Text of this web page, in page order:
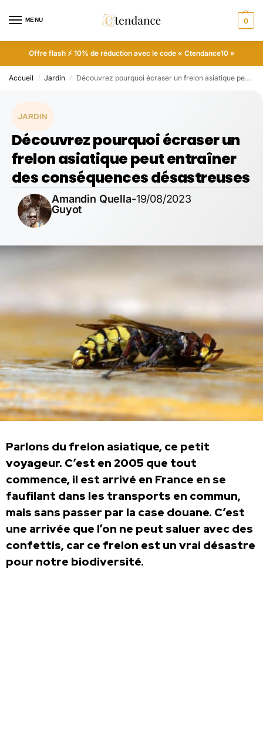
MENU 0
Offre flash ⚡ 10% de réduction avec le code « Ctendance10 »
Accueil / Jardin / Découvrez pourquoi écraser un frelon asiatique peut entraîner des conséquences désastreuses
JARDIN
Découvrez pourquoi écraser un
frelon asiatique peut entraîner
des conséquences désastreuses
Amandin Quella-
Guyot
19/08/2023
Parlons du frelon asiatique, ce petit
voyageur. C’est en 2005 que tout
commence, il est arrivé en France en se
faufilant dans les transports en commun,
mais sans passer par la case douane. C’est
une arrivée que l’on ne peut saluer avec des
confettis, car ce frelon est un vrai désastre
pour notre biodiversité.